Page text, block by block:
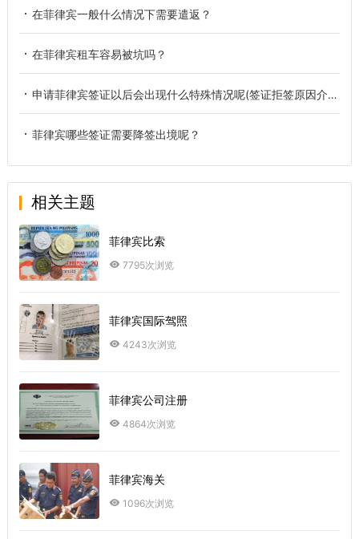
在菲律宾一般什么情况下需要遣返？
在菲律宾租车容易被坑吗？
申请菲律宾签证以后会出现什么特殊情况呢(签证拒签原因介绍)
菲律宾哪些签证需要降签出境呢？
相关主题
菲律宾比索
7795次浏览
菲律宾国际驾照
4243次浏览
菲律宾公司注册
4864次浏览
菲律宾海关
1096次浏览